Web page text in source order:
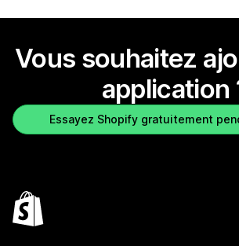
Vous souhaitez
application
Essayez Shopify gratuitement